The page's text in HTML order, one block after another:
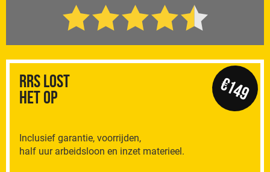
RRS Lost
het op
Inclusief garantie, voorrijden,
half uur arbeidsloon en inzet materieel.
€149